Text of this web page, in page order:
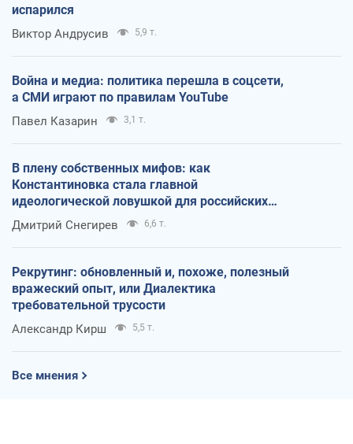
испарился
Виктор Андрусив 5,9 т.
Война и медиа: политика перешла в соцсети,
а СМИ играют по правилам YouTube
Павел Казарин 3,1 т.
В плену собственных мифов: как
Константиновка стала главной
идеологической ловушкой для российских
оккупантов
Дмитрий Снегирев 6,6 т.
Рекрутинг: обновленный и, похоже, полезный
вражеский опыт, или Диалектика
требовательной трусости
Александр Кирш 5,5 т.
Все мнения